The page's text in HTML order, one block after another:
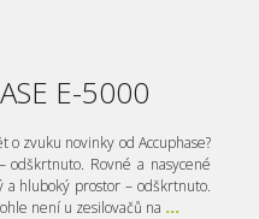
E-5000
o zvuku novinky od Accuphase?
odškrtnuto. Rovné a nasycené
hluboký prostor – odškrtnuto.
není u zesilovačů na ...